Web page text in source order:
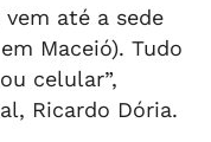
até a sede
Maceió). Tudo
celular”,
Ricardo Dória.